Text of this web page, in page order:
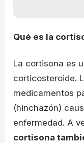
Qué es la
La cortisona es
corticosteroide.
medicamentos
(hinchazón)
enfermedad. A
cortisona